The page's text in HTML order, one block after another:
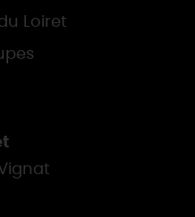
Loiret